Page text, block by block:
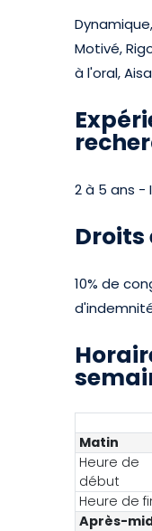
Motivé,
à l'oral,
2 à 5 ans -
10% de
Matin
Heure de
début
Heure de
Après-